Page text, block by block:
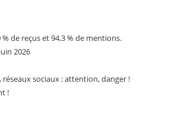
% de reçus et 94,3 % de mentions.
2026
sociaux : attention, danger !
!